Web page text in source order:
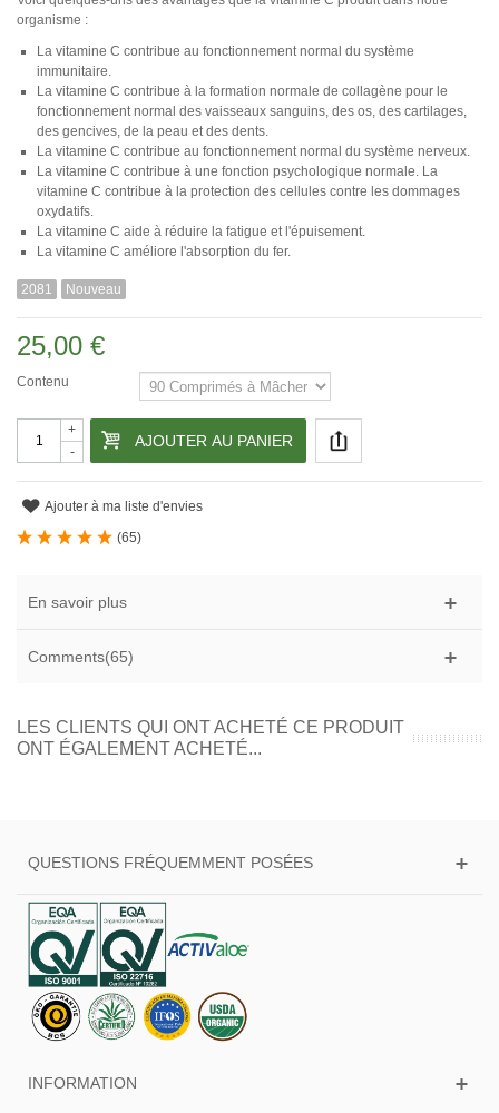
organisme :
La vitamine C contribue au fonctionnement normal du système
immunitaire.
La vitamine C contribue à la formation normale de collagène pour le
fonctionnement normal des vaisseaux sanguins, des os, des cartilages,
des gencives, de la peau et des dents.
La vitamine C contribue au fonctionnement normal du système nerveux.
La vitamine C contribue à une fonction psychologique normale. La
vitamine C contribue à la protection des cellules contre les dommages
oxydatifs.
La vitamine C aide à réduire la fatigue et l'épuisement.
La vitamine C améliore l'absorption du fer.
2081 Nouveau
25,00 €
Contenu
-
+
AJOUTER AU PANIER
Ajouter à ma liste d'envies
(65)
En savoir plus
Comments(65)
LES CLIENTS QUI ONT ACHETÉ CE PRODUIT
ONT ÉGALEMENT ACHETÉ...
QUESTIONS FRÉQUEMMENT POSÉES
INFORMATION